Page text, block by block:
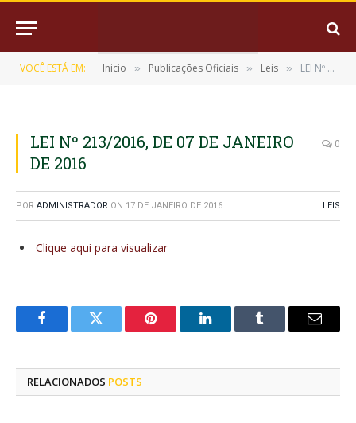
VOCÊ ESTÁ EM: Inicio » Publicações Oficiais » Leis » LEI Nº 213/2016, DE 07 DE JANEIRO DE 2016
LEI Nº 213/2016, DE 07 DE JANEIRO
DE 2016
0
POR ADMINISTRADOR ON 17 DE JANEIRO DE 2016 LEIS
Clique aqui para visualizar
FacebookTwitter Pinterest LinkedInTumblr
E-
RELACIONADOS POSTS